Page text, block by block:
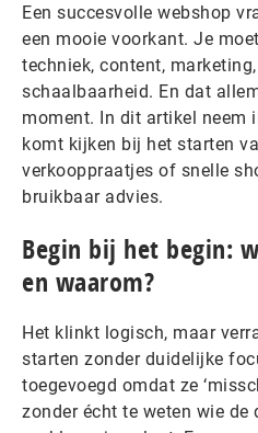
Een succesvolle webshop
een mooie voorkant. Je
techniek, content,
schaalbaarheid. En dat
moment. In dit artikel neem
komt kijken bij het starten
verkooppraatjes of snelle
bruikbaar advies.
Begin bij het begin:
en waarom?
Het klinkt logisch, maar
starten zonder duidelijke
toegevoegd omdat ze
zonder écht te weten wie